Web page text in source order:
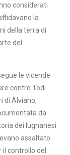
considerati
la
della terra di
del
le vicende
contro Todi
di Alviano,
da
dei lugnanesi
assaltato
il controllo del